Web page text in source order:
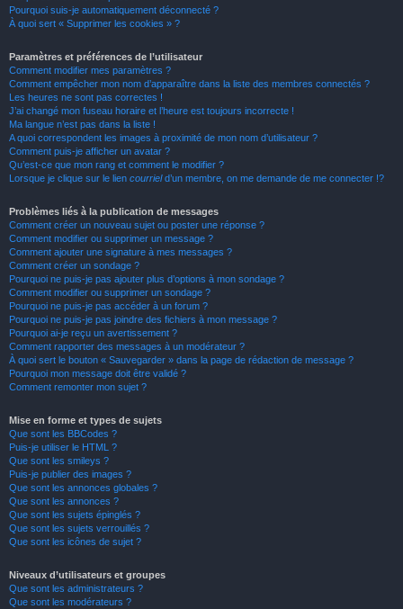
Pourquoi suis-je automatiquement déconnecté ?
À quoi sert « Supprimer les cookies » ?
Paramètres et préférences de l’utilisateur
Comment modifier mes paramètres ?
Comment empêcher mon nom d’apparaître dans la liste des membres connectés ?
Les heures ne sont pas correctes !
J’ai changé mon fuseau horaire et l’heure est toujours incorrecte !
Ma langue n’est pas dans la liste !
A quoi correspondent les images à proximité de mon nom d’utilisateur ?
Comment puis-je afficher un avatar ?
Qu’est-ce que mon rang et comment le modifier ?
Lorsque je clique sur le lien courrield’un membre, on me demande de me connecter !?
Problèmes liés à la publication de messages
Comment créer un nouveau sujet ou poster une réponse ?
Comment modifier ou supprimer un message ?
Comment ajouter une signature à mes messages ?
Comment créer un sondage ?
Pourquoi ne puis-je pas ajouter plus d’options à mon sondage ?
Comment modifier ou supprimer un sondage ?
Pourquoi ne puis-je pas accéder à un forum ?
Pourquoi ne puis-je pas joindre des fichiers à mon message ?
Pourquoi ai-je reçu un avertissement ?
Comment rapporter des messages à un modérateur ?
À quoi sert le bouton « Sauvegarder » dans la page de rédaction de message ?
Pourquoi mon message doit être validé ?
Comment remonter mon sujet ?
Mise en forme et types de sujets
Que sont les BBCodes ?
Puis-je utiliser le HTML ?
Que sont les smileys ?
Puis-je publier des images ?
Que sont les annonces globales ?
Que sont les annonces ?
Que sont les sujets épinglés ?
Que sont les sujets verrouillés ?
Que sont les icônes de sujet ?
Niveaux d’utilisateurs et groupes
Que sont les administrateurs ?
Que sont les modérateurs ?